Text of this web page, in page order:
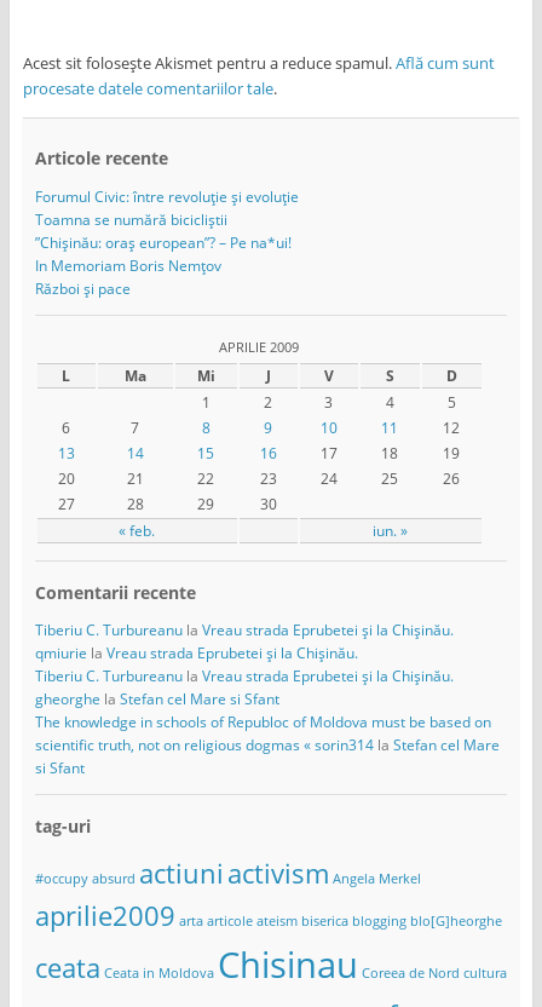
Acest sit folosește Akismet pentru a reduce spamul.Află cum sunt
procesate datele comentariilor tale.
Articole recente
Forumul Civic: între revoluție și evoluție
Toamna se numără bicicliștii
”Chișinău: oraș european”? – Pe na*ui!
In Memoriam Boris Nemțov
Război și pace
APRILIE 2009
L Ma Mi J V S D
« feb. iun. »
1 2 3 4
5
6
7 8 9 10 11
12
13
14 15 16 17 18
19
20
21 22 23 24 25
26
27
28 29 30
Comentarii recente
Tiberiu C. Turbureanula Vreau strada Eprubetei și la Chișinău.
qmiurie la Vreau strada Eprubetei și la Chișinău.
Tiberiu C. Turbureanula Vreau strada Eprubetei și la Chișinău.
gheorghe la Stefan cel Mare si Sfant
The knowledge in schools of Republoc of Moldova must be based on
scientific truth, not on religious dogmas « sorin314la Stefan cel Mare
si Sfant
tag-uri
#occupy absurd actiuni activism Angela Merkel
aprilie2009 arta articole ateism biserica blogging blo[G]heorghe
ceata Ceata in Moldova Chisinau Coreea de Nord cultura